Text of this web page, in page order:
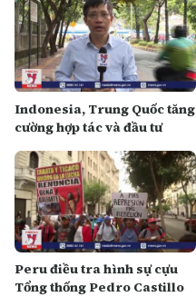
Indonesia, Trung Quốc tăng
cường hợp tác và đầu tư
Peru điều tra hình sự cựu
Tổng thống Pedro Castillo